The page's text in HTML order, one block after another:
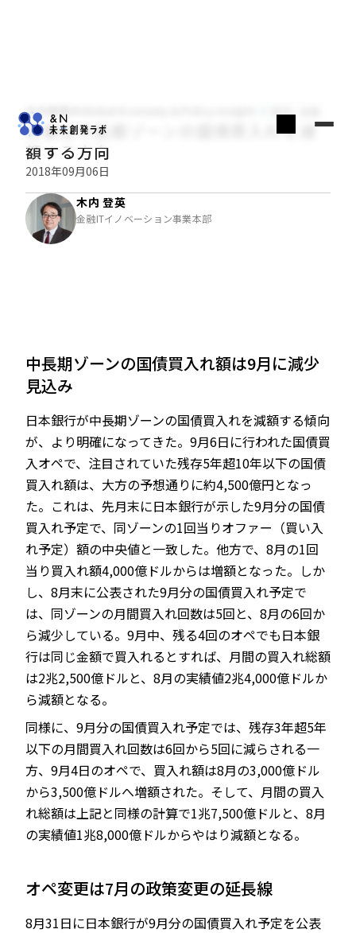
JP EN
木内登英のGlobal Economy & Policy Insight
日銀は中長期ゾーンの国債買入れを減
額する方向
2018年09月06日
木内 登英
金融ITイノベーション事業本部
中長期ゾーンの国債買入れ額は9月に減少
見込み
日本銀行が中長期ゾーンの国債買入れを減額する傾向
が、より明確になってきた。9月6日に行われた国債買
入オペで、注目されていた残存5年超10年以下の国債
買入れ額は、大方の予想通りに約4,500億円となっ
た。これは、先月末に日本銀行が示した9月分の国債
買入れ予定で、同ゾーンの1回当りオファー（買い入
れ予定）額の中央値と一致した。他方で、8月の1回
当り買入れ額4,000億ドルからは増額となった。しか
し、8月末に公表された9月分の国債買入れ予定で
は、同ゾーンの月間買入れ回数は5回と、8月の6回か
ら減少している。9月中、残る4回のオペでも日本銀
行は同じ金額で買入れるとすれば、月間の買入れ総額
は2兆2,500億ドルと、8月の実績値2兆4,000億ドルか
ら減額となる。
同様に、9月分の国債買入れ予定では、残存3年超5年
以下の月間買入れ回数は6回から5回に減らされる一
方、9月4日のオペで、買入れ額は8月の3,000億ドル
から3,500億ドルへ増額された。そして、月間の買入
れ総額は上記と同様の計算で1兆7,500億ドルと、8月
の実績値1兆8,000億ドルからやはり減額となる。
オペ変更は7月の政策変更の延長線
8月31日に日本銀行が9月分の国債買入れ予定を公表